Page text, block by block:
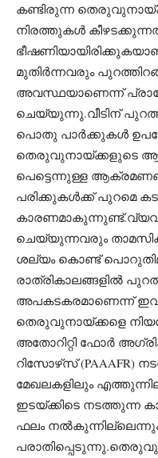
കണ്ടിരുന്ന
നിരത്തുകൾ
മുതിർന്നവരും
അവസ്ഥയാണെന്ന്
ചെയ്യുന്നു.വീടിന്
പൊതു പാർക്കുകൾ
തെരുവുനായ്ക്കളുടെ
പെട്ടെന്നുള്ള
പരിക്കുകൾക്ക് പുറമെ
ചെയ്യുന്നവരും
ശല്യം കൊണ്ട്
രാത്രികാലങ്ങളിൽ
അപകടകരമാണെന്ന്
തെരുവുനായ്ക്കളെ
അതോറിറ്റി ഫോർ
റിസോഴ്‌സ് (PAAAFR)
മേഖലകളിലും
ഇടയ്ക്കിടെ നടത്തുന്ന
ഫലം